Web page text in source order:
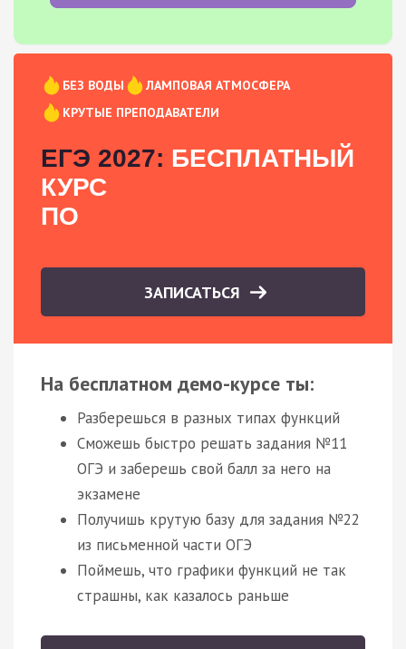
БЕЗ ВОДЫ
ЛАМПОВАЯ АТМОСФЕРА
КРУТЫЕ ПРЕПОДАВАТЕЛИ
ЕГЭ 2027: БЕСПЛАТНЫЙ
КУРС
ПО
ЗАПИСАТЬСЯ
На бесплатном демо-курсе ты:
Разберешься в разных типах функций
Сможешь быстро решать задания №11
ОГЭ и заберешь свой балл за него на
экзамене
Получишь крутую базу для задания №22
из письменной части ОГЭ
Поймешь, что графики функций не так
страшны, как казалось раньше